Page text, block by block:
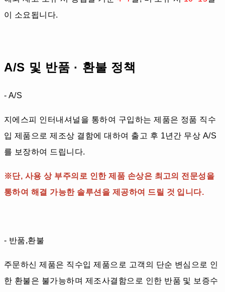
이 소요됩니다.
A/S 및 반품 · 환불 정책
- A/S
지에스피 인터내셔널을 통하여 구입하는 제품은 정품 직수
입 제품으로 제조상 결함에 대하여 출고 후 1년간 무상 A/S
를 보장하여 드립니다.
※단, 사용 상 부주의로 인한 제품 손상은 최고의 전문성을
통하여 해결 가능한 솔루션을 제공하여 드릴 것 입니다.
- 반품,환불
주문하신 제품은 직수입 제품으로 고객의 단순 변심으로 인
한 환불은 불가능하며 제조사결함으로 인한 반품 및 보증수